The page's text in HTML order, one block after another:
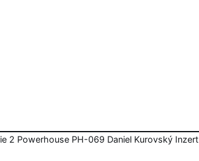
2 Powerhouse PH-069 Daniel Kurovský Inzert